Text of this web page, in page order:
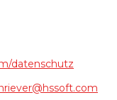
datenschutz